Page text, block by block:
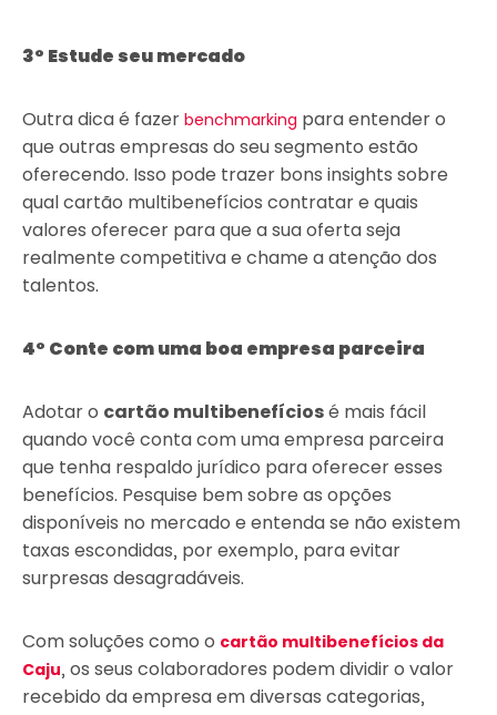
3° Estude seu mercado
Outra dica é fazer benchmarking para entender o
que outras empresas do seu segmento estão
oferecendo. Isso pode trazer bons insights sobre
qual cartão multibenefícios contratar e quais
valores oferecer para que a sua oferta seja
realmente competitiva e chame a atenção dos
talentos.
4° Conte com uma boa empresa parceira
Adotar o cartão multibenefíciosé mais fácil
quando você conta com uma empresa parceira
que tenha respaldo jurídico para oferecer esses
benefícios. Pesquise bem sobre as opções
disponíveis no mercado e entenda se não existem
taxas escondidas, por exemplo, para evitar
surpresas desagradáveis.
Com soluções como o cartão multibenefícios da
Caju, os seus colaboradores podem dividir o valor
recebido da empresa em diversas categorias,